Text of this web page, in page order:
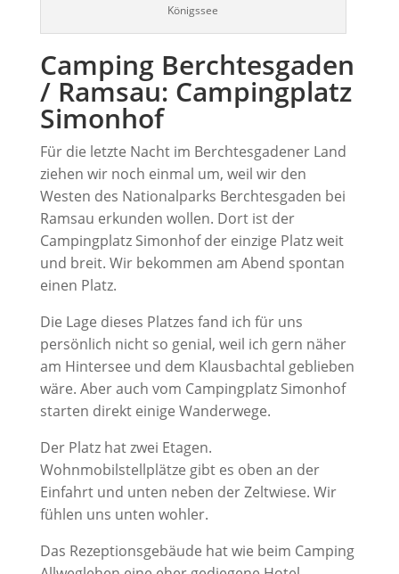
Königssee
Camping Berchtesgaden
/ Ramsau: Campingplatz
Simonhof
Für die letzte Nacht im Berchtesgadener Land
ziehen wir noch einmal um, weil wir den
Westen des Nationalparks Berchtesgaden bei
Ramsau erkunden wollen. Dort ist der
Campingplatz Simonhof der einzige Platz weit
und breit. Wir bekommen am Abend spontan
einen Platz.
Die Lage dieses Platzes fand ich für uns
persönlich nicht so genial, weil ich gern näher
am Hintersee und dem Klausbachtal geblieben
wäre. Aber auch vom Campingplatz Simonhof
starten direkt einige Wanderwege.
Der Platz hat zwei Etagen.
Wohnmobilstellplätze gibt es oben an der
Einfahrt und unten neben der Zeltwiese. Wir
fühlen uns unten wohler.
Das Rezeptionsgebäude hat wie beim Camping